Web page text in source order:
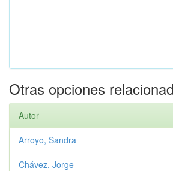
Otras opciones
Autor
Arroyo, Sandra
Chávez, Jorge